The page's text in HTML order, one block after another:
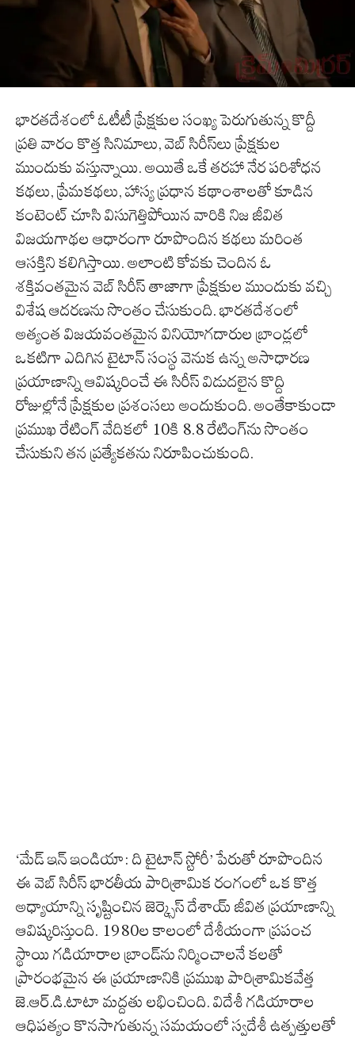
భారతదేశంలో ఓటీటీ ప్రేక్షకుల సంఖ్య పెరుగుతున్న కొద్దీ
ప్రతి వారం కొత్త సినిమాలు, వెబ్ సిరీస్‌లు ప్రేక్షకుల
ముందుకు వస్తున్నాయి. అయితే ఒకే తరహా నేర పరిశోధన
కథలు, ప్రేమకథలు, హాస్య ప్రధాన కథాంశాలతో కూడిన
కంటెంట్ చూసి విసుగెత్తిపోయిన వారికి నిజ జీవిత
విజయగాథల ఆధారంగా రూపొందిన కథలు మరింత
ఆసక్తిని కలిగిస్తాయి. అలాంటి కోవకు చెందిన ఓ
శక్తివంతమైన వెబ్ సిరీస్ తాజాగా ప్రేక్షకుల ముందుకు వచ్చి
విశేష ఆదరణను సొంతం చేసుకుంది. భారతదేశంలో
అత్యంత విజయవంతమైన వినియోగదారుల బ్రాండ్లలో
ఒకటిగా ఎదిగిన టైటాన్ సంస్థ వెనుక ఉన్న అసాధారణ
ప్రయాణాన్ని ఆవిష్కరించే ఈ సిరీస్ విడుదలైన కొద్ది
రోజుల్లోనే ప్రేక్షకుల ప్రశంసలు అందుకుంది. అంతేకాకుండా
ప్రముఖ రేటింగ్ వేదికలో 10కి 8.8 రేటింగ్‌ను సొంతం
చేసుకుని తన ప్రత్యేకతను నిరూపించుకుంది.
‘మేడ్ ఇన్ ఇండియా: ది టైటాన్ స్టోరీ’ పేరుతో రూపొందిన
ఈ వెబ్ సిరీస్ భారతీయ పారిశ్రామిక రంగంలో ఒక కొత్త
అధ్యాయాన్ని సృష్టించిన జెర్క్సెస్ దేశాయ్ జీవిత ప్రయాణాన్ని
ఆవిష్కరిస్తుంది. 1980ల కాలంలో దేశీయంగా ప్రపంచ
స్థాయి గడియారాల బ్రాండ్‌ను నిర్మించాలనే కలతో
ప్రారంభమైన ఈ ప్రయాణానికి ప్రముఖ పారిశ్రామికవేత్త
జె.ఆర్.డి.టాటా మద్దతు లభించింది. విదేశీ గడియారాల
ఆధిపత్యం కొనసాగుతున్న సమయంలో స్వదేశీ ఉత్పత్తులతో